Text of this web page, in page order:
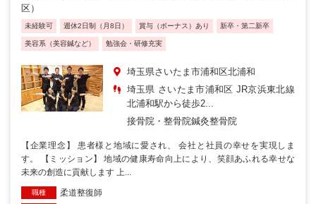
区）
未経験可 週休2日制（月8日） 賞与（ボーナス）あり 新卒・第二新卒
美容系（美容鍼など） 勉強会・研修充実
埼玉県さいたま市浦和区北浦和
埼玉県 さいたま市浦和区 JR京浜東北線
北浦和駅から徒歩2...
接骨院・整骨院鍼灸整骨院
【企業理念】 患者様と地域に愛され、 会社と社員の幸せを実現しま
す。 【ミッション】 地域の健康寿命向上により、笑顔あふれる幸せな
未来の創造に貢献します 上...
職種 柔道整復師